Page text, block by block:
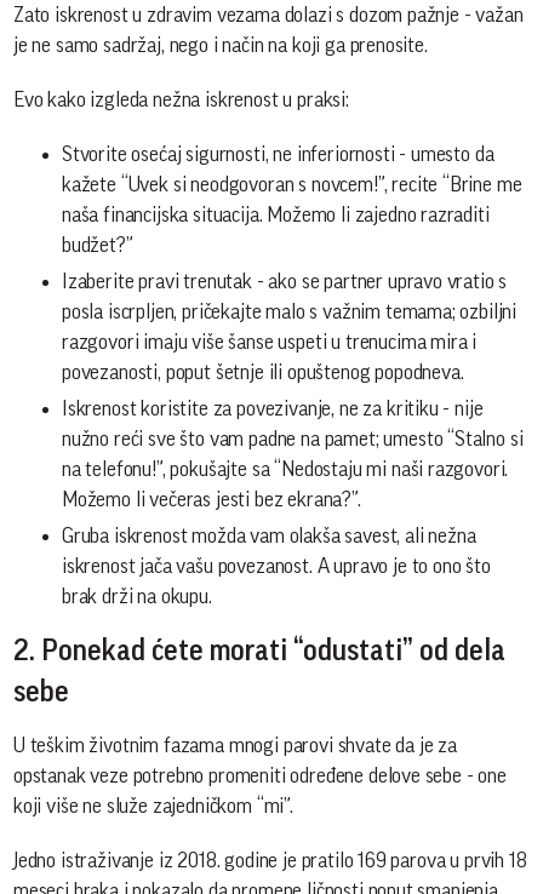
Zato iskrenost u zdravim vezama dolazi s dozom pažnje - važan
je ne samo sadržaj, nego i način na koji ga prenosite.
Evo kako izgleda nežna iskrenost u praksi:
Stvorite osećaj sigurnosti, ne inferiornosti - umesto da
kažete “Uvek si neodgovoran s novcem!”, recite “Brine me
naša financijska situacija. Možemo li zajedno razraditi
budžet?”
Izaberite pravi trenutak - ako se partner upravo vratio s
posla iscrpljen, pričekajte malo s važnim temama; ozbiljni
razgovori imaju više šanse uspeti u trenucima mira i
povezanosti, poput šetnje ili opuštenog popodneva.
Iskrenost koristite za povezivanje, ne za kritiku - nije
nužno reći sve što vam padne na pamet; umesto “Stalno si
na telefonu!”, pokušajte sa “Nedostaju mi naši razgovori.
Možemo li večeras jesti bez ekrana?”.
Gruba iskrenost možda vam olakša savest, ali nežna
iskrenost jača vašu povezanost. A upravo je to ono što
brak drži na okupu.
2. Ponekad ćete morati “odustati” od dela
sebe
U teškim životnim fazama mnogi parovi shvate da je za
opstanak veze potrebno promeniti određene delove sebe - one
koji više ne služe zajedničkom “mi”.
Jedno istraživanje iz 2018. godine je pratilo 169 parova u prvih 18